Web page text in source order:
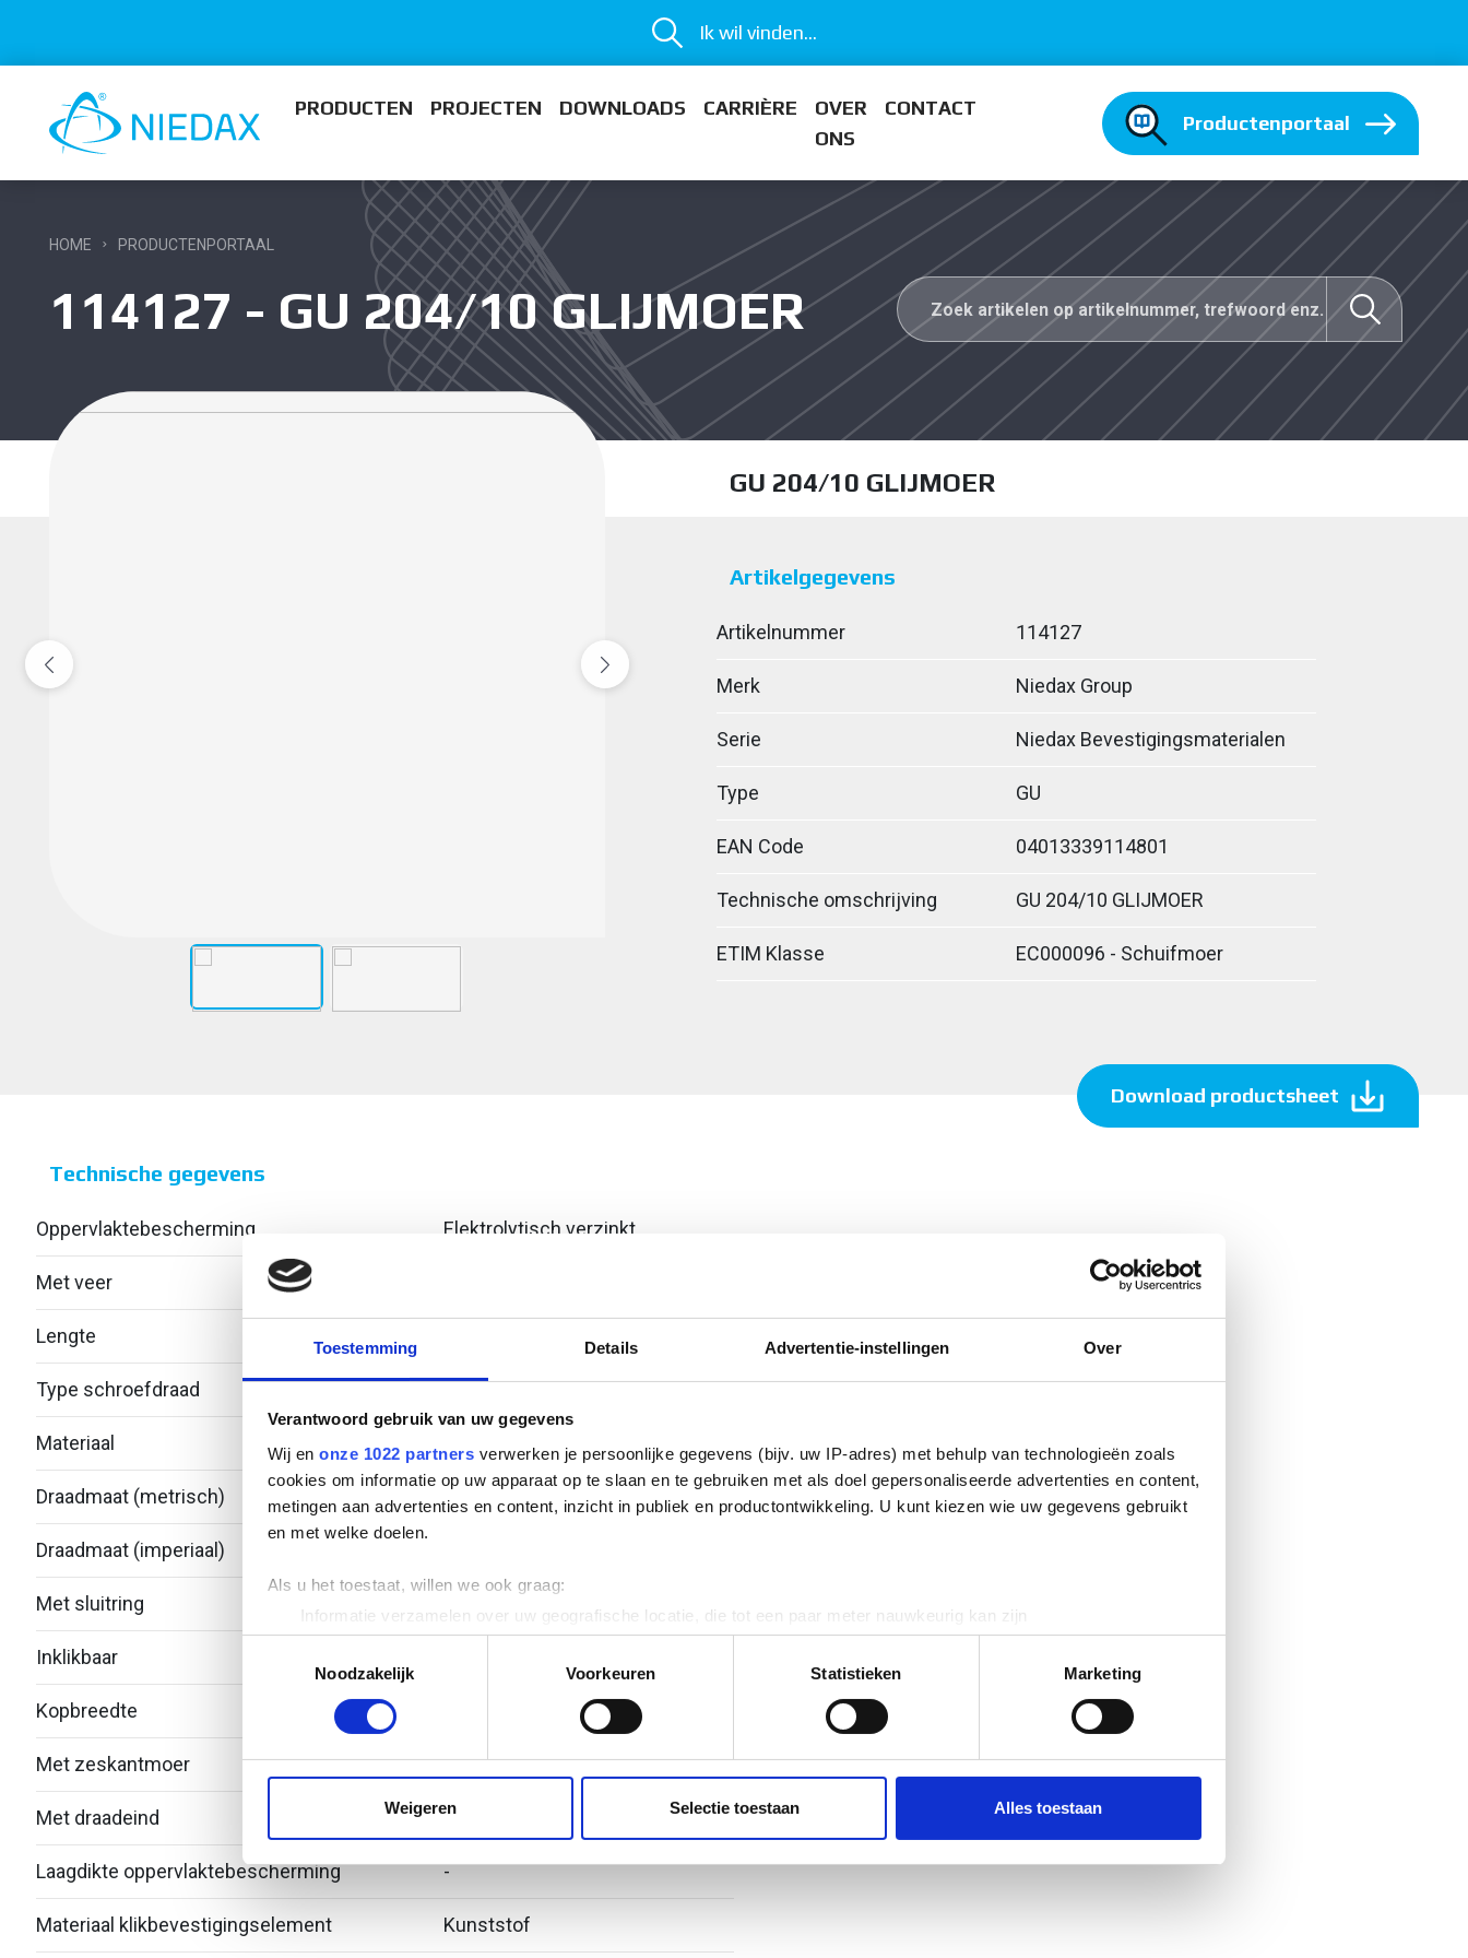
Toestemming Details Advertentie-instellingen Over
Verantwoord gebruik van uw gegevens
Wij en onze 1022 partners verwerken je persoonlijke gegevens (bijv. uw IP-adres) met behulp van technologieën zoals
cookies om informatie op uw apparaat op te slaan en te gebruiken met als doel gepersonaliseerde advertenties en content,
metingen aan advertenties en content, inzicht in publiek en productontwikkeling. U kunt kiezen wie uw gegevens gebruikt
en met welke doelen.
Als u het toestaat, willen we ook graag:
Informatie verzamelen over uw geografische locatie, die tot een paar meter nauwkeurig kan zijn
Uw apparaat identificeren door het actief te scannen op specifieke eigenschappen (fingerprinting)
Lees meer over hoe uw persoonlijke gegevens worden verwerkt en stel uw voorkeuren in het
detailgedeeltein. U kunt uw
toestemming op elk moment wijzigen of intrekken in de Cookieverklaring.
websiteverkeer te analyseren. Ook delen we informatie over uw gebruik van onze site met onze partners voor social
media, adverteren en analyse. Deze partners kunnen deze gegevens combineren met andere informatie die u aan ze heeft
Noodzakelijk
Voorkeuren Statistieken Marketing
Weigeren Selectie toestaan Alles toestaan
Ik wil vinden...
PRODUCTEN PROJECTEN DOWNLOADS CARRIÈRE
OVER
ONS
CONTACT
Productenportaal
HOME PRODUCTENPORTAAL
114127 - GU 204/10 GLIJMOER
GU 204/10 GLIJMOER
Artikelgegevens
Artikelnummer 114127
Merk Niedax Group
Serie Niedax Bevestigingsmaterialen
Type GU
EAN Code 04013339114801
Technische omschrijving GU 204/10 GLIJMOER
ETIM Klasse EC000096 - Schuifmoer
Download productsheet
Technische gegevens
Oppervlaktebescherming Elektrolytisch verzinkt
Met veer
Lengte
Type schroefdraad Metrisch
Materiaal
Draadmaat (metrisch) 4
Draadmaat (imperiaal)
Met sluitring
Inklikbaar
Kopbreedte
Met zeskantmoer Nee
Met draadeind Nee
Laagdikte oppervlaktebescherming -
Materiaal klikbevestigingselement Kunststof